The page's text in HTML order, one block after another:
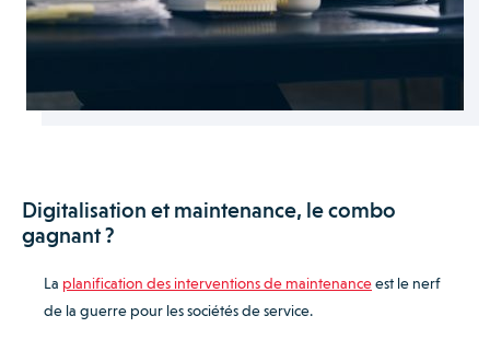
Digitalisation et maintenance, le combo
gagnant ?
La planification des interventions de maintenanceest le nerf
de la guerre pour les sociétés de service.